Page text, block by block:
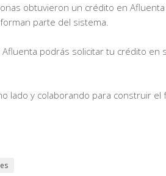
obtuvieron un crédito en
parte del sistema.
podrás solicitar tu crédito en
lado y colaborando para construir